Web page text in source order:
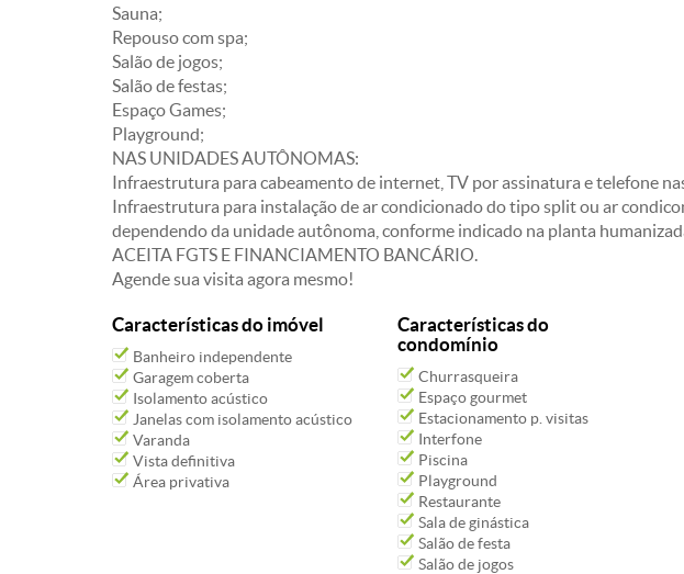
Sauna;
Repouso com spa;
Salão de jogos;
Salão de festas;
Espaço Games;
Playground;
NAS UNIDADES AUTÔNOMAS:
Infraestrutura para cabeamento de internet, TV por assinatura e telefone
Infraestrutura para instalação de ar condicionado do tipo split ou ar
dependendo da unidade autônoma, conforme indicado na planta
ACEITA FGTS E FINANCIAMENTO BANCÁRIO.
Agende sua visita agora mesmo!
Características do imóvel
Banheiro independente
Garagem coberta
Isolamento acústico
Janelas com isolamento acústico
Varanda
Vista definitiva
Área privativa
Características do
condomínio
Churrasqueira
Espaço gourmet
Estacionamento p. visitas
Interfone
Piscina
Playground
Restaurante
Sala de ginástica
Salão de festa
Salão de jogos